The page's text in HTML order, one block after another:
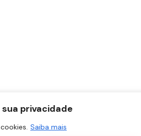
privacidade
Saiba mais